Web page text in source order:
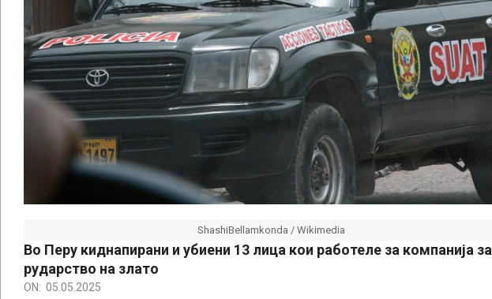
ShashiBellamkonda / Wikimedia
Во Перу киднапирани и убиени 13 лица кои работеле за компанија за
рударство на злато
ON: 05.05.2025